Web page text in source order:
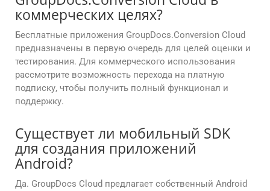
коммерческих целях?
Бесплатные приложения GroupDocs.Conversion Cloud
предназначены в первую очередь для целей оценки и
тестирования. Для коммерческого использования
рассмотрите возможность перехода на платную
подписку, чтобы получить полный функционал и
поддержку.
Существует ли мобильный SDK
для создания приложений
Android?
Да. GroupDocs Cloud предлагает собственный Android